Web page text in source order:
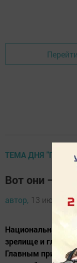
ТЕМА ДНЯ
Вот они –
автор, 13 июня
Национальная
зрелище и
Главным призом